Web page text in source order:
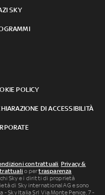
SKY
POLICY
DI ACCESSIBILITÀ
contrattuali Privacy &
o pertrasparenza
Sky e i diritti di proprietà
di Sky international AG e sono
Sky Italia Srl Via Monte Penice, 7 -